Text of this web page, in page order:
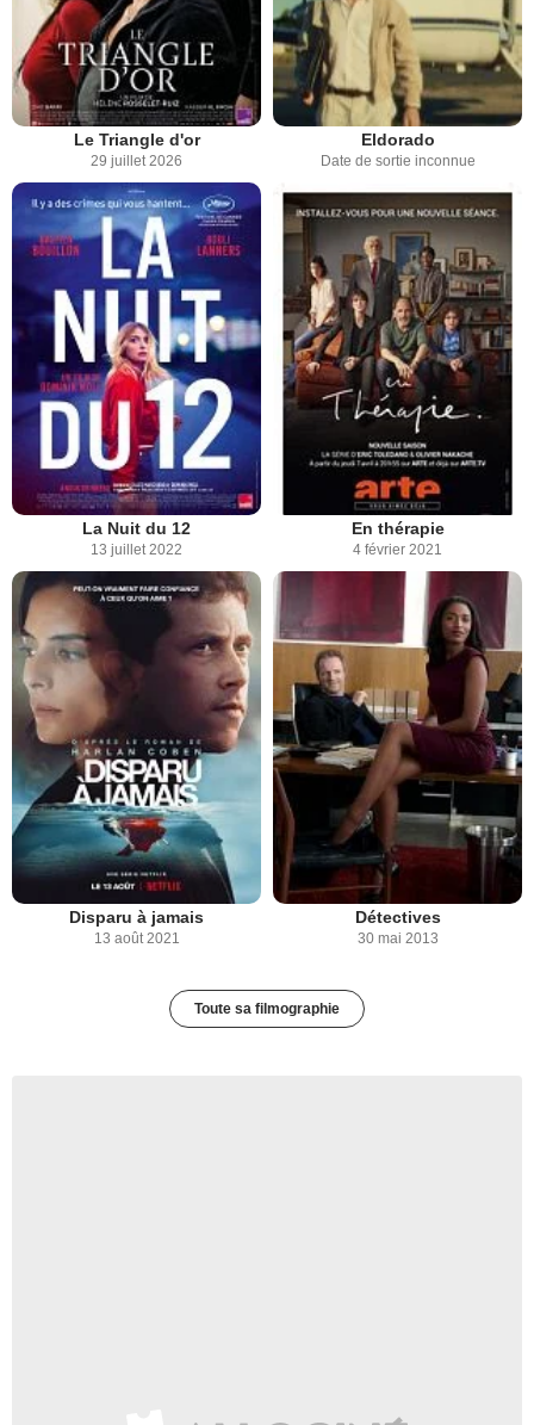
Le Triangle d'or
29 juillet 2026
Eldorado
Date de sortie inconnue
La Nuit du 12
13 juillet 2022
En thérapie
4 février 2021
Disparu à jamais
13 août 2021
Détectives
30 mai 2013
Toute sa filmographie